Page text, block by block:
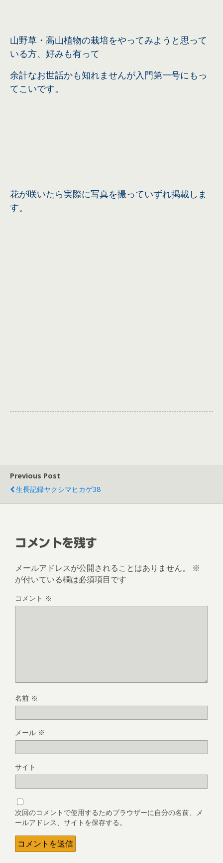
山野草・高山植物の栽培をやってみようと思って
いる方、 好みも有って
余計なお世話かも知れませんが入門第一号にもっ
てこいです。
花が咲いたら実際に写真を撮っていずれ掲載しま
す。
Previous Post
生長記録ヤクシマヒカゲ38
コメントを残す
メールアドレスが公開されることはありません。
※
が付いている欄は必須項目です
コメント ※
名前 ※
メール ※
サイト
次回のコメントで使用するためブラウザーに自分の名前、メ
ールアドレス、サイトを保存する。